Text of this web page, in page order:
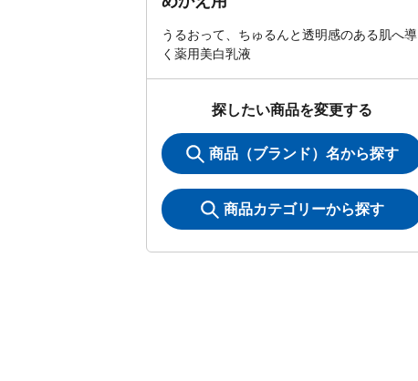
うるおって、ちゅるんと透明感のある肌へ導
く薬用美白乳液
探したい商品を変更する
商品（ブランド）名から探す
商品カテゴリーから探す